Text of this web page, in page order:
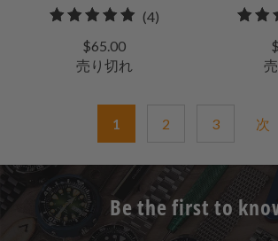
(4)4
ュ
$65.00
売り切れ
1 2 3 次
Be the first to